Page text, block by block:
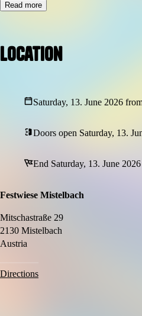
m), erwartet euch ein spektakuläres
Gesamtkonzept BIG 2026
damit das perfekte Sommerhighlight
alle, die wieder einmalKind sein
Highlights:
Spaß und Bewegung für jedes
Perfektes Sommer-Erlebnis am
Ideal für Familien, Gruppen
Tipp:
online.
Read more
Location
Saturday, 13. June 2026
Doors open Saturday, 13.
End Saturday, 13. June
Festwiese Mistelbach
Mitschastraße 29
2130 Mistelbach
Austria
Directions